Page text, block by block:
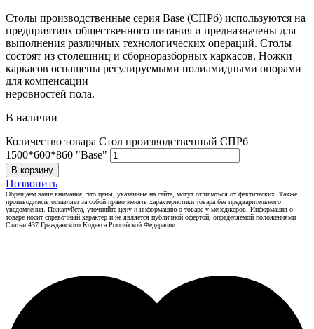
Столы производственные серия Base (СПРб) используются на
предприятиях общественного питания и предназначены для
выполнения различных технологических операций. Столы
состоят из столешниц и сборноразборных каркасов. Ножки
каркасов оснащены регулируемыми полиамидными опорами
для компенсации
неровностей пола.
В наличии
Количество товара Стол производственный СПРб
1500*600*860 "Base"
В корзину
Позвонить
Обращаем ваше внимание, что цены, указанные на сайте, могут отличаться от фактических. Также
производитель оставляет за собой право менять характеристики товара без предварительного
уведомления. Пожалуйста, уточняйте цену и информацию о товаре у менеджеров. Информация о
товаре носит справочный характер и не является публичной офертой, определяемой положениями
Статьи 437 Гражданского Кодекса Российской Федерации.